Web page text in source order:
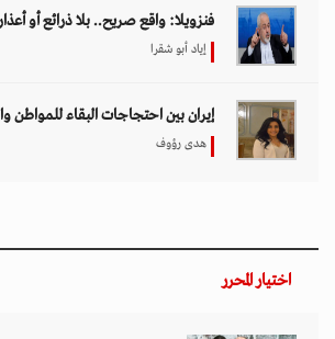
فنزويلا: واقع صريح.. بلا ذرائع أو أعذار
إياد أبو شقرا
إيران بين احتجاجات البقاء للمواطن
هدى رؤوف
اختيار المحرر